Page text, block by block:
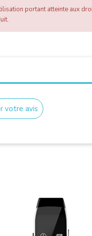
portant atteinte aux
votre avis